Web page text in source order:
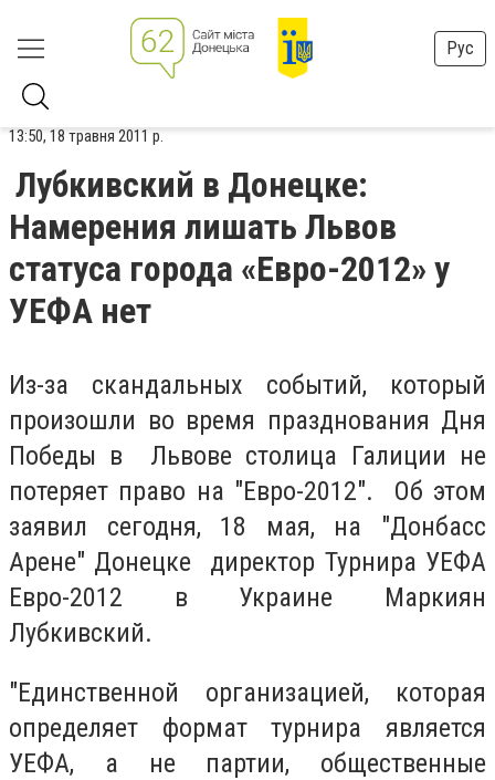
Рус
13:50, 18 травня 2011 р.
Лубкивский в Донецке:
Намерения лишать Львов
статуса города «Евро-2012» у
УЕФА нет
Из-за скандальных событий, который
произошли во время празднования Дня
Победы в Львове столица Галиции не
потеряет право на "Евро-2012". Об этом
заявил сегодня, 18 мая, на "Донбасс
Арене" Донецке директор Турнира УЕФА
Евро-2012 в Украине Маркиян
Лубкивский.
"Единственной организацией, которая
определяет формат турнира является
УЕФА, а не партии, общественные